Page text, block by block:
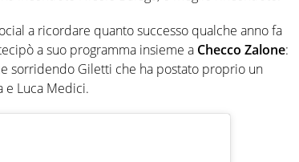
a ricordare quanto successo qualche anno fa
a suo programma insieme a Checco Zalone:
sorridendo Giletti che ha postato proprio un
e Luca Medici.